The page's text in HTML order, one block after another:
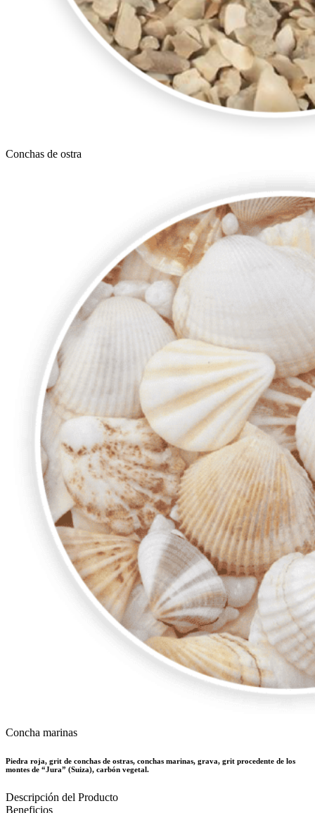
Conchas de ostra
Concha marinas
Piedra roja, grit de conchas de ostras, conchas marinas, grava, grit procedente de los
montes de “Jura” (Suiza), carbón vegetal.
Descripción del Producto
Beneficios